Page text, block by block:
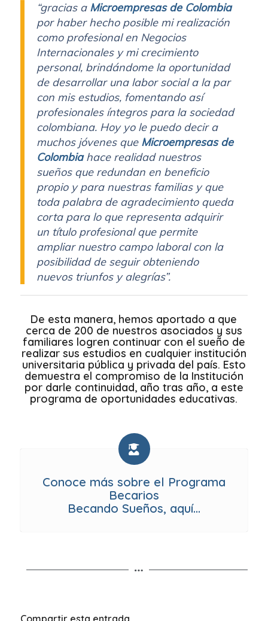
“gracias a Microempresas de Colombia
por haber hecho posible mi realización
como profesional en Negocios
Internacionales y mi crecimiento
personal, brindándome la oportunidad
de desarrollar una labor social a la par
con mis estudios, fomentando así
profesionales íntegros para la sociedad
colombiana. Hoy yo le puedo decir a
muchos jóvenes que Microempresas de
Colombiahace realidad nuestros
sueños que redundan en beneficio
propio y para nuestras familias y que
toda palabra de agradecimiento queda
corta para lo que representa adquirir
un título profesional que permite
ampliar nuestro campo laboral con la
posibilidad de seguir obteniendo
nuevos triunfos y alegrías”.
De esta manera, hemos aportado a que
cerca de 200 de nuestros asociados y sus
familiares logren continuar con el sueño de
realizar sus estudios en cualquier institución
universitaria pública y privada del país. Esto
demuestra el compromiso de la Institución
por darle continuidad, año tras año, a este
programa de oportunidades educativas.
Conoce más sobre el Programa
Becarios
Becando Sueños, aquí…
Compartir esta entrada